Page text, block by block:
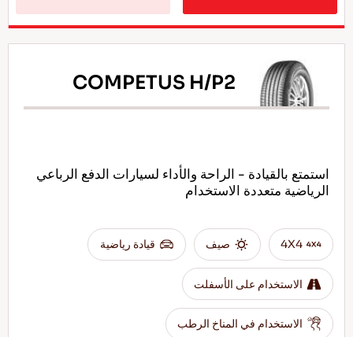
COMPETUS H/P2
استمتع بالقيادة - الراحة والأداء لسيارات الدفع الرباعي
الرياضية متعددة الاستخدام
4X4 صيف قيادة رياضية
الاستخدام على الأسفلت
الاستخدام في المناخ الرطب